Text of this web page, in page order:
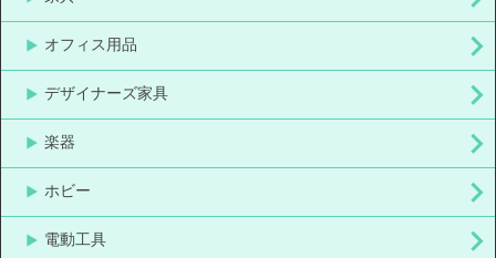
オフィス用品
デザイナーズ家具
楽器
ホビー
電動工具